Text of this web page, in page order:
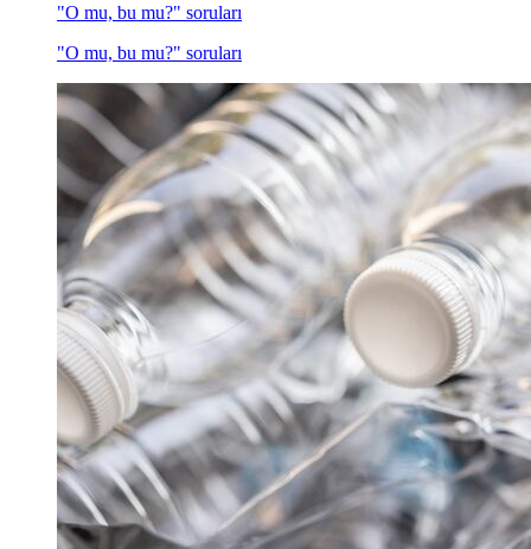
"O mu, bu mu?" soruları
"O mu, bu mu?" soruları